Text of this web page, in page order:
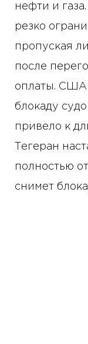
нефти и
резко
пропуская
после
оплаты. США
блокаду
привело к
Тегеран
полностью
снимет